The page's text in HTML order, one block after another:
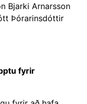
Bjarki Arnarsson
Þórarinsdóttir
fyrir